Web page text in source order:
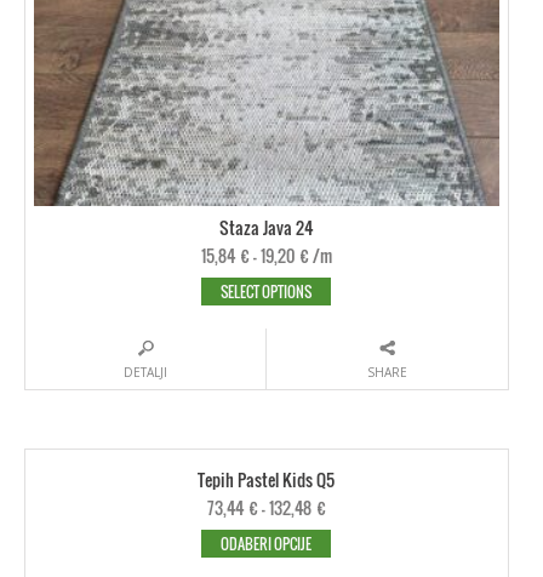
Staza Java 24
15,84 €–19,20 €/m
SELECT OPTIONS
DETALJI SHARE
Tepih Pastel Kids Q5
73,44 €–132,48 €
ODABERI OPCIJE